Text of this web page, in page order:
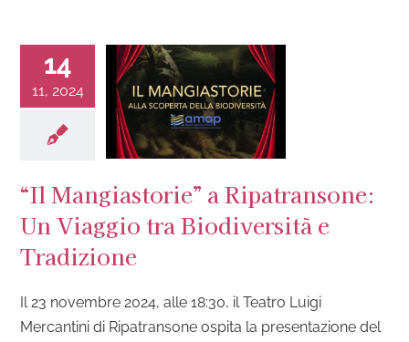
14
11, 2024
“Il Mangiastorie” a Ripatransone:
Un Viaggio tra Biodiversità e
Tradizione
Il 23 novembre 2024, alle 18:30, il Teatro Luigi
Mercantini di Ripatransone ospita la presentazione del